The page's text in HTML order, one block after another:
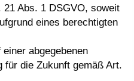
21 Abs. 1 DSGVO, soweit
eines berechtigten
einer abgegebenen
für die Zukunft gemäß Art.